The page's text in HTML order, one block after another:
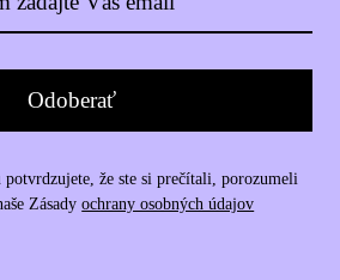
potvrdzujete, že ste si prečítali, porozumeli
Zásadyochrany osobných údajov